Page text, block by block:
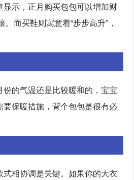
示，正月购买包包可以增加财
而买鞋则寓意着“步步高升”，
的气温还是比较暖和的，宝宝
保暖措施，背个包包是很有必
相协调是关键。如果你的大衣